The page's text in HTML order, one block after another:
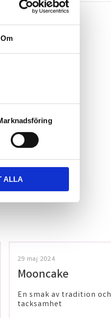
Om
ALLA
29 maj 2024
Mooncake
En smak av tradition och
tacksamhet